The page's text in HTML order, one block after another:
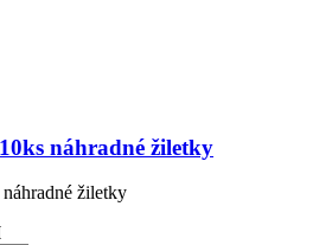
náhradné žiletky
žiletky